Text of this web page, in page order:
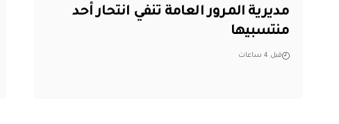
مديرية المرور العامة تنفي انتحار أحد
منتسبيها
قبل 4 ساعات